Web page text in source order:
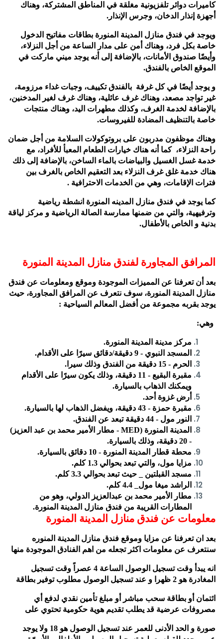
كاميرات دوائر تلفزيونية مغلقة في المناطق المشتركة، وهناك
أجهزة إنذار الدخان، وجرس الإنذار.
ويوجد في فندق منازل المدينة المنورة بطاقات مفاتيح الدخول
خاصة بكل فرد، وهناك أمن على مدار الساعة من أجل النزلاء،
وأيضًا صندوق الأمانات، بالإضافة إلى أنه يوجد ميني ماركت في
الموقع الخاص بالفندق.
و يوجد أيضًا في كل غرفة بالفندق تكييف، وجبات غداء مرزومة،
غير تواجد مصعد، وهناك غرف عائلية، وهناك غرف لغير المدخنين،
بالإضافة لخدمة الغرف، وكذلك مطهرات اليد، وهناك منتجات
خاصة بالتنظيف المضادة للفيروسات.
وهناك موظفون مدربون على بروتوكولات السلامة من أجل ضمان
راحة النزلاء، كما أنه هناك خيارات الطعام المعبأ للأفراد، مع
خدمة غسل الغسيل والبياضات بالماء الساخن، بالإضافة إلى ذلك
هناك خدمة غلق غرف النزلاء بعد التعقيم الخاص بالغرف بين
فترات الإقامات، وهي من الخدمات الاحترافية .
كما يوجد في فندق منازل المدينه المنورة انشطة رياضية
وترفيهية، والتي من ضمنها ممارسة الصالة الرياضية و مركز لياقة
بدنية و الخاص بالأطفال.
المرافق المجاورة لفندق منازل المدينة المنورة
بعد أن تعرفنا عن المميزات الموجودة وموقع ومعلومات عن فندق
منازل المدينة المنورة، سوف نتعرف عن المرافق المجاورة، حيث
يوجد بقربه مجموعة من أفضل المعالم السياحية :
وهي:
مركز مدينة المدينة المنورة.
المسجد النبوي - 9 دقيقة/دقائق سيرًا على الأقدام.
الحرم - 15 دقيقة من الفندق وذلك سيرا.
مقبرة البقيع - 11 دقيقة، وذلك يكون سيرًا على الأقدام
ويمكنك الذهاب بالسيارة.
أرض غزوة أحد.
مقبرة حمزة - 43 دقيقة، ويفضل الذهاب لها بالسيارة.
النور مول - 44 دقيقة تبعد عن الفندق.
المدينة المنورة (MED - مطار الأمير محمد بن عبد العزيز)
- 20 دقيقة، وذلك بالسيارة.
محطة قطار المدينة المنورة - 10 دقائق بالسيارة.
مزايا مول، والتي تبعد بحوالي 1.3 كلم.
مسجد القبلتين _ حيث تبعد بحوالي 3.3 كلم.
الراشد ميغا مول_ 4.4 كلم.
مطار الأمير محمد بن عبدالعزيز الدولي، وهو من
المطارات القريبة من فندق منازل المدينة المنورة.
معلومات عن فندق منازل المدينة المنورة
بعد ان تعرفنا عن مزايا وموقع فندق منازل المدينة المنوره
سنتعرف عن معلومات اكثر تجعله من اهم الفنادق الموجودة منها
انه يبدأ وقت تسجيل الوصول الساعة 4 عصراً وقت تسجيل
المغادرة هو 2 ظهرا و عند تسجيل الوصول مطلوب توفير بطاقة
ائتمان أو بطاقة سحب مباشر أو مبلغ تأمين نقدي لدفع أي
مصروفات عرضية قد يطلب تقديم هوية حكومية تحتوي على
صورة و الحد الأدنى للعمر عند تسجيل الوصول هو 18 ولا يوجد